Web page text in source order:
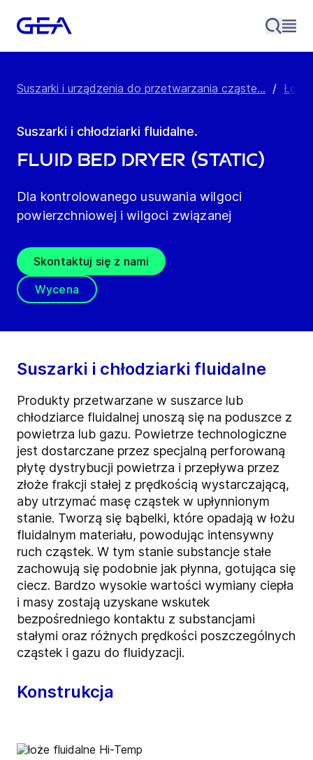
Suszarki i urządzenia do przetwarzania cząste... / Łoża
Suszarki i chłodziarki fluidalne.
Fluid Bed Dryer (Static)
Dla kontrolowanego usuwania wilgoci
powierzchniowej i wilgoci związanej
Skontaktuj się z nami
Wycena
Suszarki i chłodziarki fluidalne
Produkty przetwarzane w suszarce lub
chłodziarce fluidalnej unoszą się na poduszce z
powietrza lub gazu. Powietrze technologiczne
jest dostarczane przez specjalną perforowaną
płytę dystrybucji powietrza i przepływa przez
złoże frakcji stałej z prędkością wystarczającą,
aby utrzymać masę cząstek w upłynnionym
stanie. Tworzą się bąbelki, które opadają w łożu
fluidalnym materiału, powodując intensywny
ruch cząstek. W tym stanie substancje stałe
zachowują się podobnie jak płynna, gotująca się
ciecz. Bardzo wysokie wartości wymiany ciepła
i masy zostają uzyskane wskutek
bezpośredniego kontaktu z substancjami
stałymi oraz różnych prędkości poszczególnych
cząstek i gazu do fluidyzacji.
Konstrukcja